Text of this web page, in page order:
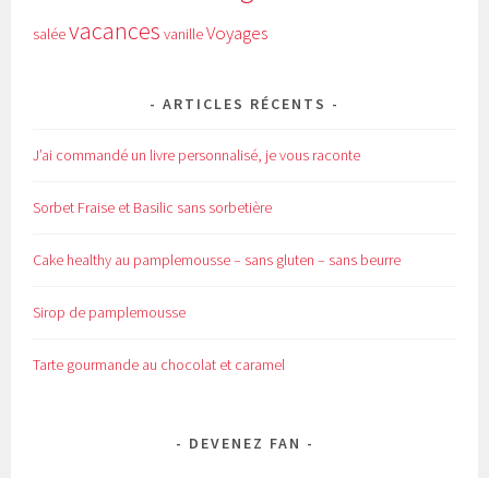
saléevacances vanilleVoyages
ARTICLES RÉCENTS
J’ai commandé un livre personnalisé, je vous raconte
Sorbet Fraise et Basilic sans sorbetière
Cake healthy au pamplemousse – sans gluten – sans beurre
Sirop de pamplemousse
Tarte gourmande au chocolat et caramel
DEVENEZ FAN